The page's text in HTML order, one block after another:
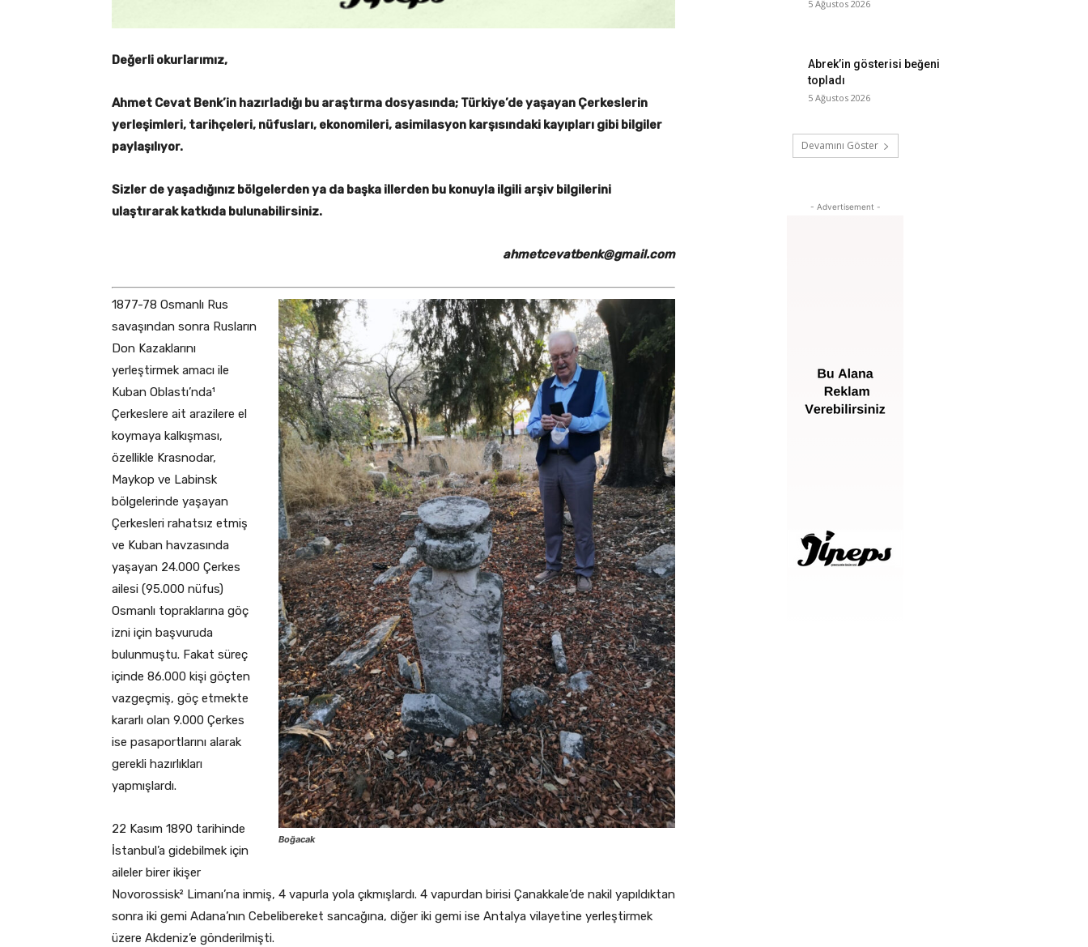
Değerli okurlarımız,
Ahmet Cevat Benk’in hazırladığı bu araştırma dosyasında; Türkiye’de yaşayan Çerkeslerin
yerleşimleri, tarihçeleri, nüfusları, ekonomileri, asimilasyon karşısındaki kayıpları gibi bilgiler
paylaşılıyor.
Sizler de yaşadığınız bölgelerden ya da başka illerden bu konuyla ilgili arşiv bilgilerini
ulaştırarak katkıda bulunabilirsiniz.
ahmetcevatbenk@gmail.com
Boğacak
1877-78 Osmanlı Rus
savaşından sonra Rusların
Don Kazaklarını
yerleştirmek amacı ile
Kuban Oblastı’nda¹
Çerkeslere ait arazilere el
koymaya kalkışması,
özellikle Krasnodar,
Maykop ve Labinsk
bölgelerinde yaşayan
Çerkesleri rahatsız etmiş
ve Kuban havzasında
yaşayan 24.000 Çerkes
ailesi (95.000 nüfus)
Osmanlı topraklarına göç
izni için başvuruda
bulunmuştu. Fakat süreç
içinde 86.000 kişi göçten
vazgeçmiş, göç etmekte
kararlı olan 9.000 Çerkes
ise pasaportlarını alarak
gerekli hazırlıkları
yapmışlardı.
22 Kasım 1890 tarihinde
İstanbul’a gidebilmek için
aileler birer ikişer
Novorossisk² Limanı’na inmiş, 4 vapurla yola çıkmışlardı. 4 vapurdan birisi Çanakkale’de nakil yapıldıktan
sonra iki gemi Adana’nın Cebelibereket sancağına, diğer iki gemi ise Antalya vilayetine yerleştirmek
üzere Akdeniz’e gönderilmişti.
5 Ağustos 2026
Abrek’in gösterisi beğeni
topladı
5 Ağustos 2026
Devamını Göster
- Advertisement -